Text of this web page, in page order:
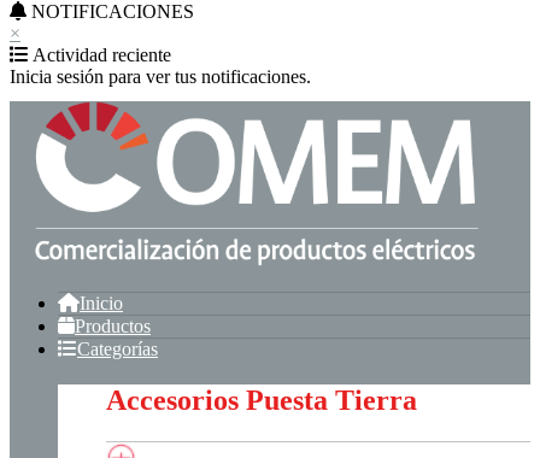
NOTIFICACIONES
×
Actividad reciente
Inicia sesión para ver tus notificaciones.
Inicio
Productos
Categorías
Accesorios Puesta Tierra